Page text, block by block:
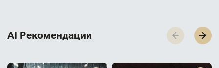
AI Р­е­к­о­м­е­н­д­а­ц­и­и